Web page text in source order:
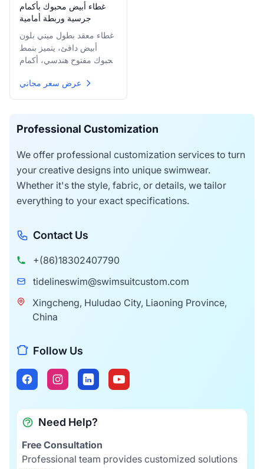
غطاء أبيض محبوك بأكمام
جرسية وربطة أمامية
غطاء معقد بطول ميني بلون
أبيض دافئ، يتميز بنمط
محبوك مفتوح هندسي، أكمام
رقبة V عميقة مثبتة بإغلاق
ربطة شرابة.
عرض سعر مجاني
Professional Customization
We offer professional customization services to turn
your creative designs into unique swimwear.
Whether it's the style, fabric, or details, we tailor
everything to your exact specifications.
Contact Us
+(86)18302407790
tidelineswim@swimsuitcustom.com
Xingcheng, Huludao City, Liaoning Province,
China
Follow Us
Need Help?
Free Consultation
Professional team provides customized solutions